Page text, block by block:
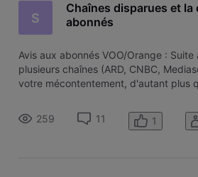
S
Chaînes disparues et la
abonnés
Avis aux abonnés VOO/Orange :
plusieurs chaînes (ARD, CNBC,
votre mécontentement, d'autant plus
interpeller le CSA ainsi que l'UNIA afin
préjudice subi par
259 11 1